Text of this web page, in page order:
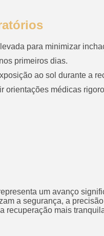
para minimizar
primeiros dias.
ao sol durante a
orientações médicas
um avanço
a segurança, a
recuperação mais